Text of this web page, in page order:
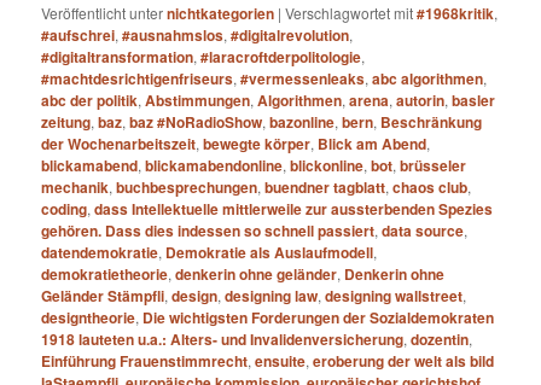
Veröffentlicht unternichtkategorien |Verschlagwortet mit#1968kritik,
#aufschrei,#ausnahmslos,#digitalrevolution,
#digitaltransformation,#laracroftderpolitologie,
#machtdesrichtigenfriseurs,#vermessenleaks,abc algorithmen,
abc der politik,Abstimmungen,Algorithmen,arena,autorin,basler
zeitung,baz,baz #NoRadioShow,bazonline,bern, Beschränkung
der Wochenarbeitszeit,bewegte körper, Blick am Abend,
blickamabend,blickamabendonline,blickonline,bot,brüsseler
mechanik,buchbesprechungen,buendner tagblatt,chaos club,
coding,dass Intellektuelle mittlerweile zur aussterbenden Spezies
gehören. Dass dies indessen so schnell passiert,data source,
datendemokratie, Demokratie als Auslaufmodell,
demokratietheorie,denkerin ohne geländer, Denkerin ohne
Geländer Stämpfli,design,designing law,designing wallstreet,
designtheorie, Die wichtigsten Forderungen der Sozialdemokraten
1918 lauteten u.a.: Alters- und Invalidenversicherung,dozentin,
Einführung Frauenstimmrecht,ensuite,eroberung der welt als bild